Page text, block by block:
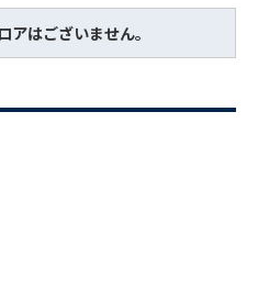
アはございません。